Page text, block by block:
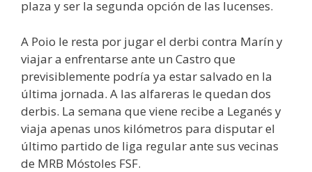
plaza y ser la segunda opción de las lucenses.
A Poio le resta por jugar el derbi contra Marín y
viajar a enfrentarse ante un Castro que
previsiblemente podría ya estar salvado en la
última jornada. A las alfareras le quedan dos
derbis. La semana que viene recibe a Leganés y
viaja apenas unos kilómetros para disputar el
último partido de liga regular ante sus vecinas
de MRB Móstoles FSF.